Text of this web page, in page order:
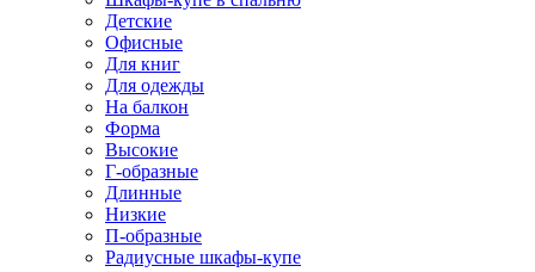
Детские
Офисные
Для книг
Для одежды
На балкон
Форма
Высокие
Г-образные
Длинные
Низкие
П-образные
Радиусные шкафы-купе